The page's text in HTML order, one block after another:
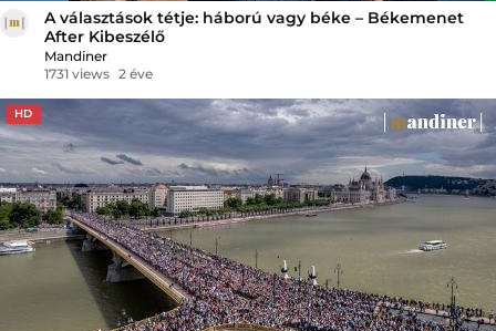
A választások tétje: háború vagy béke – Békemenet
After Kibeszélő
Mandiner
1731 views 2 éve
HD